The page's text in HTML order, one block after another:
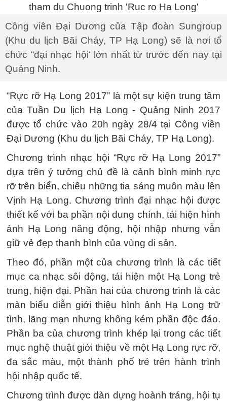
Công viên Đại Dương của Tập đoàn Sungroup
(Khu du lịch Bãi Cháy, TP Hạ Long) sẽ là nơi tổ
chức “đại nhạc hội‘ lớn nhất từ trước đến nay tại
Quảng Ninh.
“Rực rỡ Hạ Long 2017” là một sự kiện trung tâm
của Tuần Du lịch Hạ Long - Quảng Ninh 2017
được tổ chức vào 20h ngày 28/4 tại Công viên
Đại Dương (Khu du lịch Bãi Cháy, TP Hạ Long).
Chương trình nhạc hội “Rực rỡ Hạ Long 2017”
dựa trên ý tưởng chủ đề là cảnh bình minh rực
rỡ trên biển, chiếu những tia sáng muôn màu lên
Vịnh Hạ Long. Chương trình đại nhạc hội được
thiết kế với ba phần nội dung chính, tái hiện hình
ảnh Hạ Long năng động, hội nhập nhưng vẫn
giữ vẻ đẹp thanh bình của vùng di sản.
Theo đó, phần một của chương trình là các tiết
mục ca nhạc sôi động, tái hiện một Hạ Long trẻ
trung, hiện đại. Phần hai của chương trình là các
màn biểu diễn giới thiệu hình ảnh Hạ Long trữ
tình, lãng mạn nhưng không kém phần độc đáo.
Phần ba của chương trình khép lại trong các tiết
mục nghệ thuật giới thiệu về một Hạ Long rực rỡ,
đa sắc màu, một thành phố trẻ trên hành trình
hội nhập quốc tế.
Chương trình được dàn dựng hoành tráng, hội tụ